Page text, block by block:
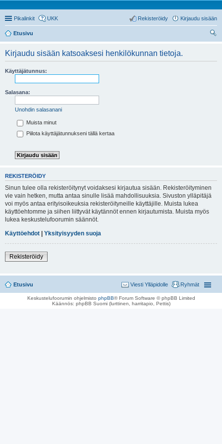
Pikalinkit UKK Kirjaudu sisään
Rekisteröidy
Etusivu
Kirjaudu sisään katsoaksesi henkilökunnan tietoja.
Käyttäjätunnus:
Salasana:
Unohdin salasanani
Muista minut
Piilota käyttäjätunnukseni tällä kertaa
REKISTERÖIDY
Sinun tulee olla rekisteröitynyt voidaksesi kirjautua sisään. Rekisteröityminen
vie vain hetken, mutta antaa sinulle lisää mahdollisuuksia. Sivuston ylläpitäjä
voi myös antaa erityisoikeuksia rekisteröityneille käyttäjille. Muista lukea
käyttöehtomme ja siihen liittyvät käytännöt ennen kirjautumista. Muista myös
lukea keskustelufoorumin säännöt.
Käyttöehdot | Yksityisyyden suoja
Rekisteröidy
Etusivu Ryhmät
Viesti Ylläpidolle
Keskustelufoorumin ohjelmisto phpBB® Forum Software © phpBB Limited
Käännös: phpBB Suomi (lurttinen, harritapio, Pettis)